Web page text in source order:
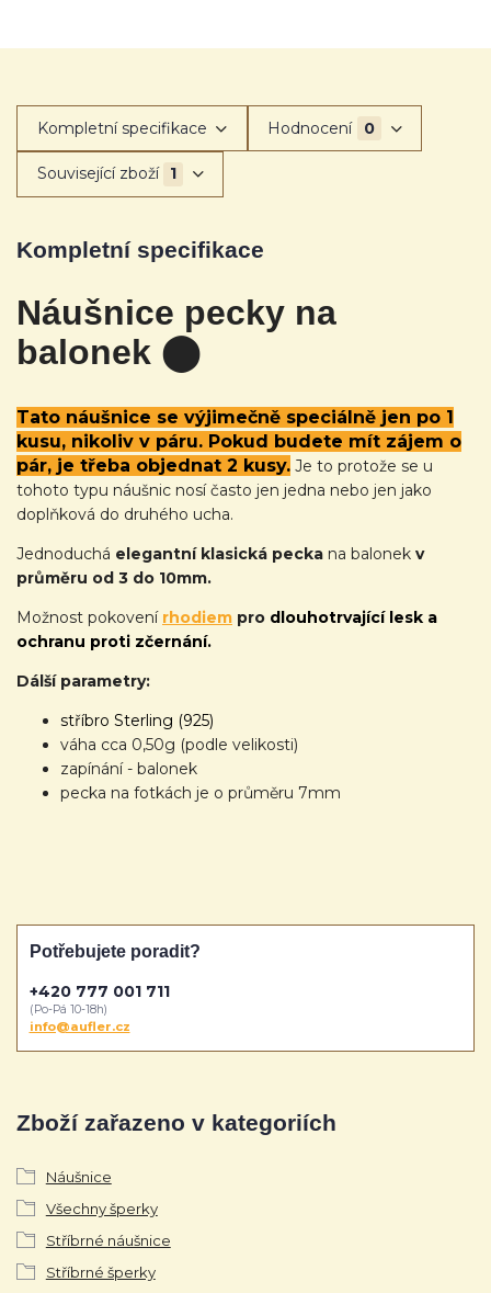
Kompletní specifikace Hodnocení 0
Související zboží 1
Kompletní specifikace
Náušnice pecky na
balonek ⬤
Tato náušnice se výjimečně speciálně jen po 1
kusu, nikoliv v páru. Pokud budete mít zájem o
pár, je třeba objednat 2 kusy. Je to protože se u
tohoto typu náušnic nosí často jen jedna nebo jen jako
doplňková do druhého ucha.
Jednoduchá elegantní klasická pecka na balonek v
průměru od 3 do 10mm.
Možnost pokovení rhodiem pro dlouhotrvající lesk a
ochranu proti zčernání.
Dálší parametry:
stříbro Sterling (925)
váha cca 0,50g (podle velikosti)
zapínání - balonek
pecka na fotkách je o průměru 7mm
Zboží zařazeno v kategoriích
Náušnice
Všechny šperky
Stříbrné náušnice
Stříbrné šperky
Potřebujete poradit?
+420 777 001 711
(Po-Pá 10-18h)
info@aufler.cz